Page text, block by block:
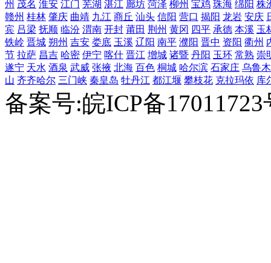
州 茂名 淮安 江门 芜湖 湛江 廊坊 菏泽 柳州 宝鸡 珠海 绵阳 株
赣州 桂林 肇庆 曲靖 九江 商丘 汕头 信阳 营口 揭阳 龙岩 安庆
宾 吕梁 抚顺 临汾 渭南 开封 莆田 荆州 黄冈 四平 承德 本溪 玉
铁岭 晋城 朔州 吉安 娄底 玉溪 辽阳 南平 濮阳 晋中 资阳 衢州
节 拉萨 昌吉 哈密 伊宁 喀什 晋江 增城 诸暨 丹阳 玉环 常熟 崇
遂宁 天水 酒泉 武威 张掖 北海 百色 桐城 哈尔滨 石家庄 乌鲁
山 齐齐哈尔 三门峡 秦皇岛 牡丹江 都江堰 攀枝花 克拉玛依 库
备案号:皖ICP备